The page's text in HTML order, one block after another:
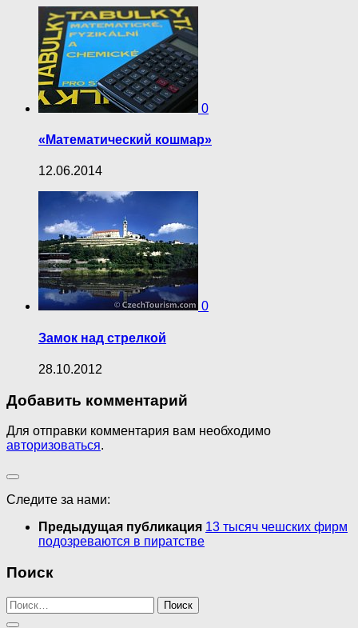
0
«Математический кошмар»
12.06.2014
0
Замок над стрелкой
28.10.2012
Добавить комментарий
Для отправки комментария вам необходимо
авторизоваться.
Следите за нами:
Предыдущая публикация 13 тысяч чешских фирм
подозреваются в пиратстве
Поиск
Найти: